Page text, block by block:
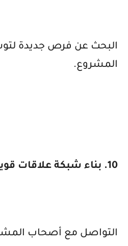
البحث عن فرص جديدة
المشروع.
10. بناء شبكة علاقات قوية
التواصل مع أصحاب